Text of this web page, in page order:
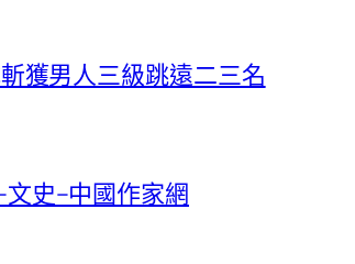
獲男人三級跳遠二三名
史–中國作家網